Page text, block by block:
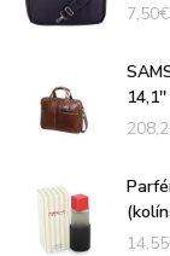
7,50€
14,55